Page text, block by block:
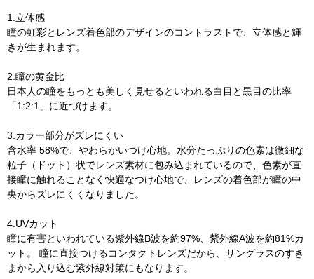
1.立体感
瞳の虹彩とレンズ着色部のデザインのコントラストで、立体感と輝
きが生まれます。
2.瞳の黄金比
日本人の瞳をもっとも美しく見せるといわれる白目と黒目の比率
「1:2:1」に近づけます。
3.カラー部分がズレにくい
含水率 58%で、やわらかいつけ心地。水分たっぷりの色素は微細な
粒子（ドット）状でレンズ素材に包み込まれているので、色素が直
接瞳に触れることなく快適なつけ心地で、レンズの着色部が瞳の中
央からズレにくくなりました。
4.UVカット
瞳に有害といわれている紫外線B波を約97%、紫外線A波を約81%カ
ット。 瞳に直接つけるコンタクトレンズだから、サングラスのすき
まから入り込む紫外線対策にもなります。